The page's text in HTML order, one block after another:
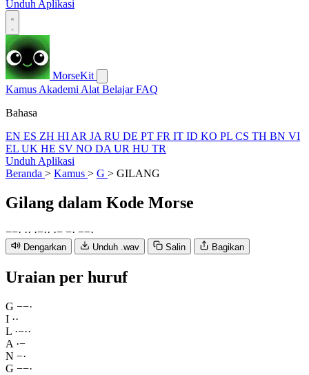
Unduh Aplikasi
MorseKit
Kamus Akademi Alat BelajarFAQ
Bahasa
EN ES ZH HI AR JA RU DE PT FR IT ID KO PL CS TH BN VI
EL UK HE SV NO DA UR HU TR
Unduh Aplikasi
Beranda > Kamus > G > GILANG
Gilang dalam Kode Morse
−−· ·· ·−·· ·− −· −−·
Dengarkan Unduh .wav Salin Bagikan
Uraian per huruf
G −−·
I ··
L ·−··
A ·−
N −·
G −−·